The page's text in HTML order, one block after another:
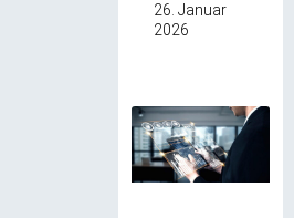
26. Januar
2026